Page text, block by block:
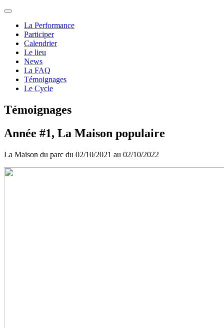
La Performance
Participer
Calendrier
Le lieu
News
La FAQ
Témoignages
Le Cycle
Témoignages
Année #1, La Maison populaire
La Maison du parc du 02/10/2021 au 02/10/2022